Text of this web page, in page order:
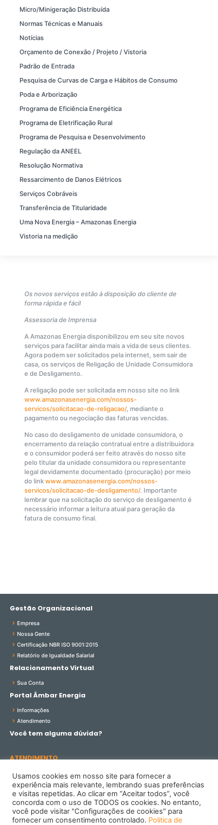
Micro/Minigeração Distribuída
Normas Técnicas e Manuais
Notícias
Orçamento de Conexão / Projeto / Vistoria
Padrão de Entrada
Pesquisa de Curvas de Carga e Hábitos de Consumo
Poda e Arborização
Programa de Eficiência Energética
Programa de Eletrificação Rural
Programa de Pesquisa e Desenvolvimento
Regulação da ANEEL
Resolução Normativa
Ressarcimento de Danos Elétricos
Serviços Cobráveis
Transferência de Titularidade
Uma Nova Energia – Amazonas Energia
Vistoria na medição
Os novos serviços estão à disposição do cliente de
forma rápida e fácil
Assessoria de Imprensa
A Amazonas Energia disponibilizou em seu site novos
serviços para facilitar ainda mais a vida de seus clientes.
Agora podem ser solicitados pela internet, sem sair de
casa, os serviços de Religação de Unidade Consumidora
e de Desligamento.
A religação pode ser solicitada em nosso site no link
www.amazonasenergia.com/nossos-
servicos/solicitacao-de-religacao/, mediante o
pagamento ou negociação das faturas vencidas.
No caso do desligamento de unidade consumidora, o
encerramento da relação contratual entre a distribuidora
e o consumidor poderá ser feito através do nosso site
pelo titular da unidade consumidora ou representante
legal devidamente documentado (procuração) por meio
do linkwww.amazonasenergia.com/nossos-
servicos/solicitacao-de-desligamento/. Importante
lembrar que na solicitação do serviço de desligamento é
necessário informar a leitura atual para geração da
fatura de consumo final.
Gestão Organizacional
Empresa
Nossa Gente
Certificação NBR ISO 9001:2015
Relatório de Igualdade Salarial
Relacionamento Virtual
Sua Conta
Portal Âmbar Energia
Informações
Atendimento
Você tem alguma dúvida?
ATENDIMENTO
0800 701 3001 - SAC
Redes Sociais
Usamos cookies em nosso site para fornecer a
experiência mais relevante, lembrando suas preferências
e visitas repetidas. Ao clicar em “Aceitar todos”, você
concorda com o uso de TODOS os cookies. No entanto,
você pode visitar "Configurações de cookies" para
fornecer um consentimento controlado. Politica de